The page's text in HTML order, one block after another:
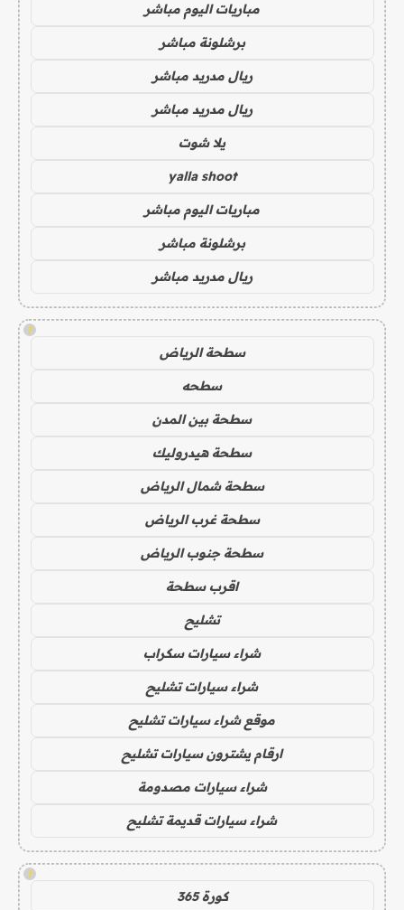
مباريات اليوم مباشر
برشلونة مباشر
ريال مدريد مباشر
ريال مدريد مباشر
يلا شوت
yalla shoot
مباريات اليوم مباشر
برشلونة مباشر
ريال مدريد مباشر
!
سطحة الرياض
سطحه
سطحة بين المدن
سطحة هيدروليك
سطحة شمال الرياض
سطحة غرب الرياض
سطحة جنوب الرياض
اقرب سطحة
تشليح
شراء سيارات سكراب
شراء سيارات تشليح
موقع شراء سيارات تشليح
ارقام يشترون سيارات تشليح
شراء سيارات مصدومة
شراء سيارات قديمة تشليح
!
كورة 365